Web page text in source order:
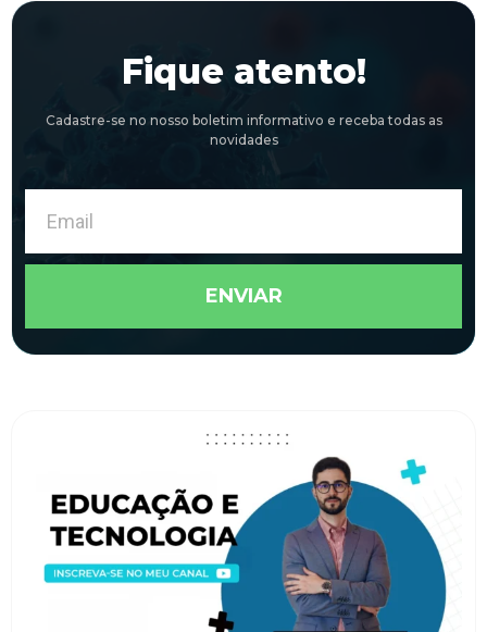
Fique atento!
Cadastre-se no nosso boletim informativo e receba todas as
novidades
ENVIAR